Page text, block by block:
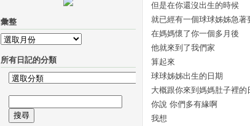
但是在你還沒出生的時候
就已經有一個球球姊姊急著
在媽媽懷了你一個多月後
他就來到了我們家
算起來
球球姊姊出生的日期
大概跟你來到媽媽肚子裡的
你說 你們多有緣啊
我想
彙整
彙
整
所有日記的分類
所
日
記
尋